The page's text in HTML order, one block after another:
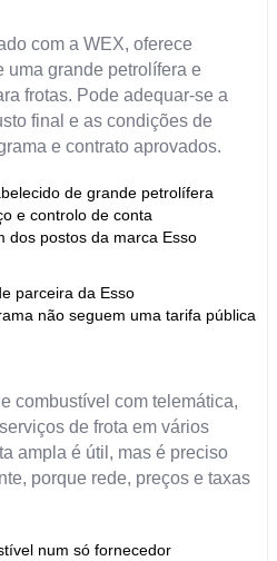
com a WEX, oferece
uma grande petrolífera e
frotas. Pode adequar-se a
final e as condições de
e contrato aprovados.
de grande petrolífera
e controlo de conta
dos postos da marca Esso
parceira da Esso
não seguem uma tarifa pública
combustível com telemática,
de frota em vários
ampla é útil, mas é preciso
porque rede, preços e taxas
num só fornecedor